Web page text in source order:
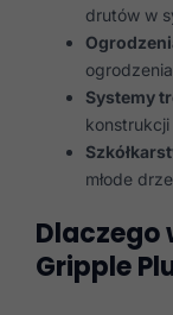
drutów w
Systemy
konstrukcji
młode
Dlaczego
Gripple